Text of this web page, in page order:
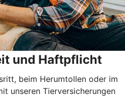
und Haftpflicht
beim Herumtollen oder im
unseren Tierversicherungen